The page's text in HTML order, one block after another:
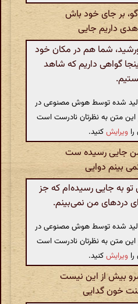
بر جای خود باش
داریم جایی
شما هم در مکان خود
اینجا گواهی داریم که شاهد
شده توسط هوش مصنوعی در
این متن به نظرتان نادرست است
ویرایشکنید.
جایی رسیده ست
بینم دوایی
به جایی رسیده‌ام که جز
دردهای من نمی‌بینم.
شده توسط هوش مصنوعی در
این متن به نظرتان نادرست است
ویرایشکنید.
بیش از این نیست
خون گدایی